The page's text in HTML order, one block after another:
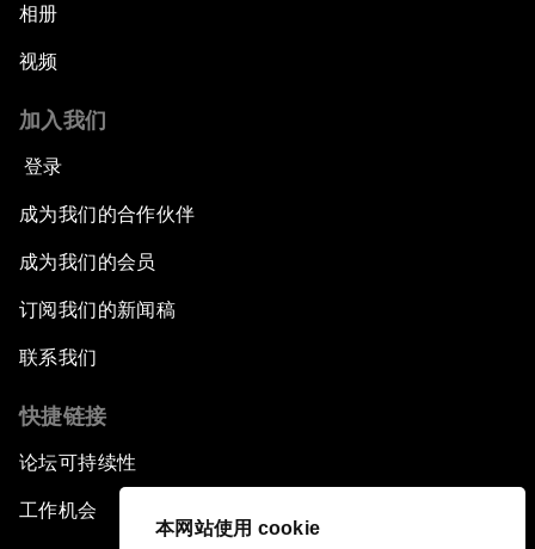
本网站使用 cookie
相册
视频
加入我们
登录
成为我们的合作伙伴
成为我们的会员
订阅我们的新闻稿
联系我们
快捷链接
论坛可持续性
工作机会